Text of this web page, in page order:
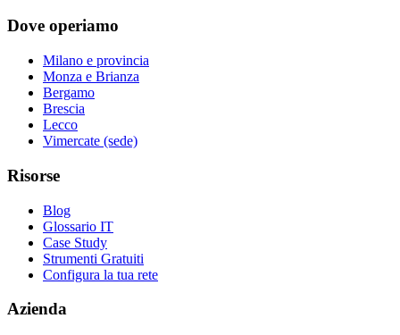
Dove operiamo
Milano e provincia
Monza e Brianza
Bergamo
Brescia
Lecco
Vimercate (sede)
Risorse
Blog
Glossario IT
Case Study
Strumenti Gratuiti
Configura la tua rete
Azienda